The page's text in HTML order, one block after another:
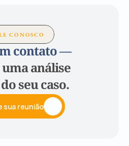
CONOSCO
contato —
análise
seu caso.
sua reunião